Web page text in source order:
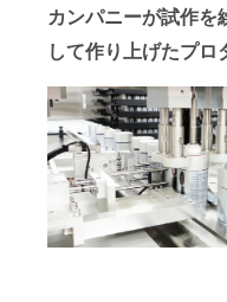
カンパニーが試作を
して作り上げたプロ